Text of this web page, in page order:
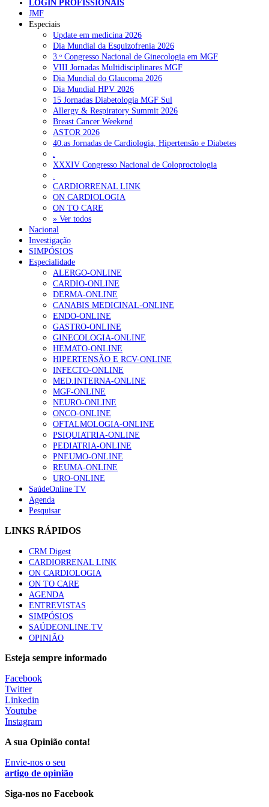
NOTÍCIAS RECENTES
Quase 11.900 jovens recorreram aos cheques psicólogo e
nutricionista no primeiro mês 7 de Agosto, 2026
ULS de Coimbra estreia cirurgia endoscópica do ouvido com
apoio robótico em Portugal 7 de Agosto, 2026
Enfermeiros exigem esclarecimentos sobre eventual gestão
privada da ULS do Algarve 7 de Agosto, 2026
Ordem dos Médicos alerta para riscos no novo sistema de acesso
a consultas e cirurgias
Portugal está a formar os médicos de que precisa?
2026
NOTÍCIAS MAIS LIDAS
Enfermagem Forense. “Da urgência ao tribunal, cada
gesto conta e cada profissional faz a diferença”
203 visualizações
1.º Episódio do Podcast “Frequência Cardio – Sintoniza-
te na Insuficiência Cardíaca” da Bayer
169 visualizações
Alguns milhares de utentes podem ficar sem médico de
família com nova regras do registo, alerta associação
132 visualizações
“Os programas de rastreio do cancro do pulmão são
custo-efetivos e representam um investimento
sustentável para os sistemas de saúde”
93 visualizações
Quase quatro em cada dez doentes com enfarte
87 visualizações
Trodelvy aprovado para primeira linha no cancro da
mama triplo negativo metastático em doentes não
elegíveis para inibidores PD-(L)1
61 visualizações
MAIS NOTÍCIAS
Quase 11.900 jovens recorreram aos cheques psicólogo e
nutricionista no primeiro mês
7 Ago, 2026
ULS de Coimbra estreia cirurgia endoscópica do ouvido com
apoio robótico em Portugal
7 Ago, 2026|0 Comments
LOGIN PROFISSIONAIS
JMF
Especiais
Update em medicina 2026
Dia Mundial da Esquizofrenia 2026
3.ᵒ Congresso Nacional de Ginecologia em MGF
VIII Jornadas Multidisciplinares MGF
Dia Mundial do Glaucoma 2026
Dia Mundial HPV 2026
15 Jornadas Diabetologia MGF Sul
Allergy & Respiratory Summit 2026
Breast Cancer Weekend
ASTOR 2026
40.as Jornadas de Cardiologia, Hipertensão e Diabetes
.
XXXIV Congresso Nacional de Coloproctologia
.
CARDIORRENAL LINK
ON CARDIOLOGIA
ON TO CARE
» Ver todos
Nacional
Investigação
SIMPÓSIOS
Especialidade
ALERGO-ONLINE
CARDIO-ONLINE
DERMA-ONLINE
CANABIS MEDICINAL-ONLINE
ENDO-ONLINE
GASTRO-ONLINE
GINECOLOGIA-ONLINE
HEMATO-ONLINE
HIPERTENSÃO E RCV-ONLINE
INFECTO-ONLINE
MED.INTERNA-ONLINE
MGF-ONLINE
NEURO-ONLINE
ONCO-ONLINE
OFTALMOLOGIA-ONLINE
PSIQUIATRIA-ONLINE
PEDIATRIA-ONLINE
PNEUMO-ONLINE
REUMA-ONLINE
URO-ONLINE
SaúdeOnline TV
Agenda
Pesquisar
LINKS RÁPIDOS
CRM Digest
CARDIORRENAL LINK
ON CARDIOLOGIA
ON TO CARE
AGENDA
ENTREVISTAS
SIMPÓSIOS
SAÚDEONLINE.TV
OPINIÃO
Esteja sempre informado
Facebook
Twitter
Linkedin
Youtube
Instagram
A sua Opinião conta!
Envie-nos o seu
artigo de opinião
Siga-nos no Facebook